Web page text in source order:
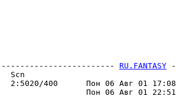
RU.FANTASY -
Scn
400      Пон 06 Авг 01 17:08
Пон 06 Авг 01 22:51